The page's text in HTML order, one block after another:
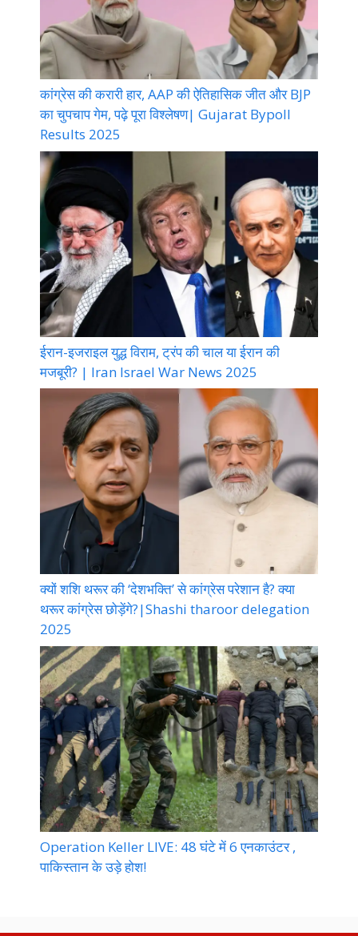
कांग्रेस की करारी हार, AAP की ऐतिहासिक जीत और BJP
का चुपचाप गेम, पढ़े पूरा विश्लेषण| Gujarat Bypoll
Results 2025
ईरान-इजराइल युद्ध विराम, ट्रंप की चाल या ईरान की
मजबूरी? | Iran Israel War News 2025
क्यों शशि थरूर की ‘देशभक्ति’ से कांग्रेस परेशान है? क्या
थरूर कांग्रेस छोड़ेंगे?|Shashi tharoor delegation
2025
Operation Keller LIVE: 48 घंटे में 6 एनकाउंटर ,
पाकिस्तान के उड़े होश!